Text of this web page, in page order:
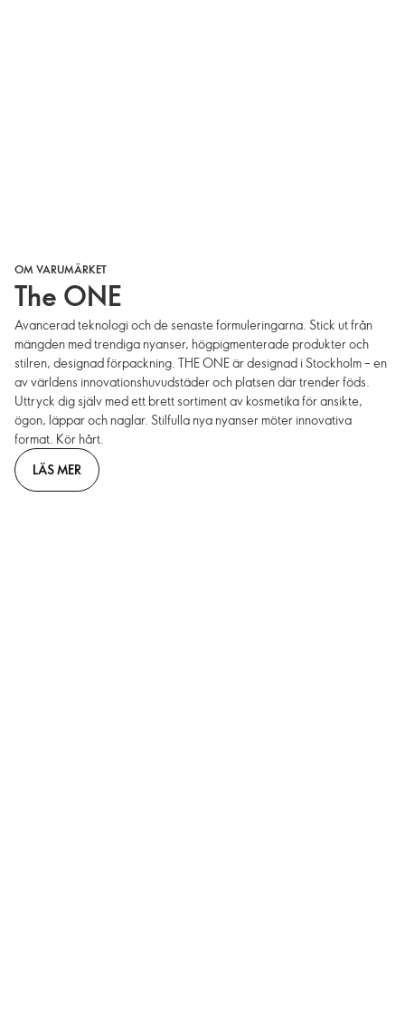
OM VARUMÄRKET
The ONE
Avancerad teknologi och de senaste formuleringarna. Stick ut från
mängden med trendiga nyanser, högpigmenterade produkter och
stilren, designad förpackning. THE ONE är designad i Stockholm – en
av världens innovationshuvudstäder och platsen där trender föds.
Uttryck dig själv med ett brett sortiment av kosmetika för ansikte,
ögon, läppar och naglar. Stilfulla nya nyanser möter innovativa
format. Kör hårt.
LÄS MER